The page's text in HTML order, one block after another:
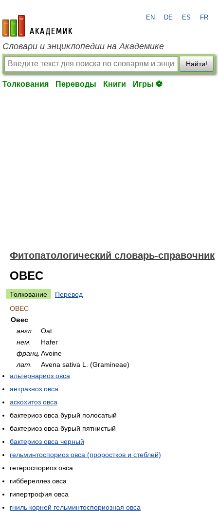
academic.ru
EN DE ES FR
Словари и энциклопедии на Академике
Найти!
Толкования Переводы Книги Игры ⚽
Фитопатологический словарь-справочник
ОВЕС
Толкование
Перевод
ОВЕС
Овес
англ.
Oat
нем.
Hafer
франц. Avoine
лат.
Avena sativa L. (Gramineae)
альтернариоз овса
антракноз овса
аскохитоз овса
бактериоз овса бурый полосатый
бактериоз овса бурый пятнистый
бактериоз овса черный
гельминтоспориоз овса (проростков и стеблей)
гетероспориоз овса
гиббереллез овса
гипертрофия овса
гниль корней гельминтоспориозная овса